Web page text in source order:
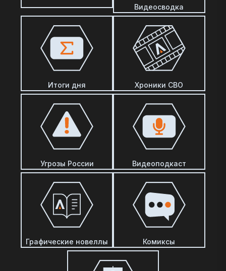
Видеосводка
Итоги дня Хроники СВО
Угрозы России Видеоподкаст
Графические новеллы Комиксы